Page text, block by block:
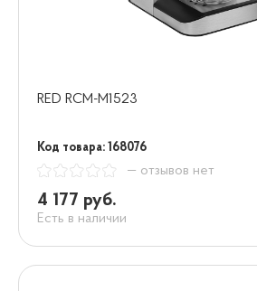
RED RCM-M1523
Код товара: 168076
— отзывов нет
4 177 руб.
Есть в наличии